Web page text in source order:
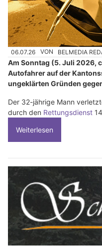
06.07.26 VON BELMEDIA
Am Sonntag (5. Juli 2026,
Autofahrer auf der
ungeklärten Gründen
Der 32-jährige Mann
durch den Rettungsdienst
Weiterlesen